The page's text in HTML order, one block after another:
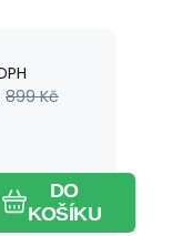
899 Kč
DO
KOŠÍKU